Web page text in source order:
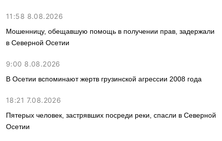
11:58 8.08.2026
Мошенницу, обещавшую помощь в получении прав, задержали
в Северной Осетии
9:00 8.08.2026
В Осетии вспоминают жертв грузинской агрессии 2008 года
18:21 7.08.2026
Пятерых человек, застрявших посреди реки, спасли в Северной
Осетии